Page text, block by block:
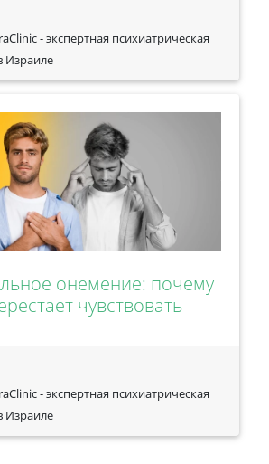
- экспертная психиатрическая
Израиле
онемение: почему
чувствовать
- экспертная психиатрическая
Израиле